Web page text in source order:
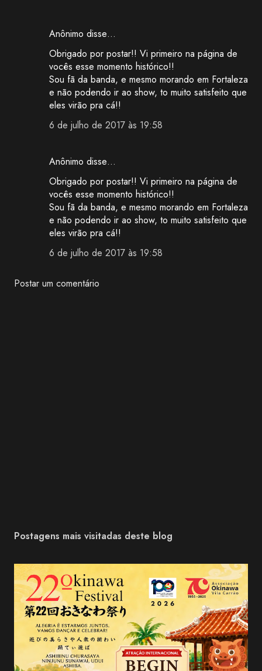
Anônimo disse…
Obrigado por postar!! Vi primeiro na página de
vocês esse momento histórico!!
Sou fã da banda, e mesmo morando em Fortaleza
e não podendo ir ao show, to muito satisfeito que
eles virão pra cá!!
6 de julho de 2017 às 19:58
Anônimo disse…
Obrigado por postar!! Vi primeiro na página de
vocês esse momento histórico!!
Sou fã da banda, e mesmo morando em Fortaleza
e não podendo ir ao show, to muito satisfeito que
eles virão pra cá!!
6 de julho de 2017 às 19:58
Postar um comentário
Postagens mais visitadas deste blog